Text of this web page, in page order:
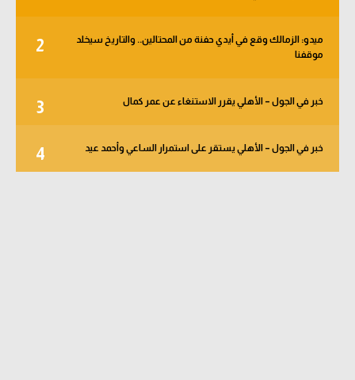
2
ميدو: الزمالك وقع في أيدي حفنة من المحتالين.. والتاريخ سيخلد
موقفنا
3 خبر في الجول – الأهلي يقرر الاستنغاء عن عمر كمال
4 خبر في الجول – الأهلي يستقر على استمرار الساعي وأحمد عيد